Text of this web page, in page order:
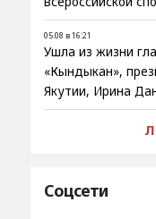
05.08 в 16:21
Ушла из жизни
«Кындыкан»,
Якутии, Ирина
Соцсети